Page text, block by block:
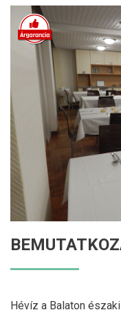
Hévíz a Balaton